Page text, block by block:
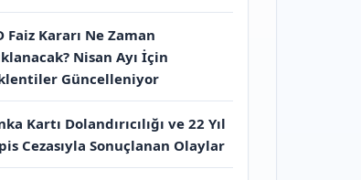
Faiz Kararı Ne Zaman
Nisan Ayı İçin
Güncelleniyor
Kartı Dolandırıcılığı ve 22 Yıl
Cezasıyla Sonuçlanan Olaylar